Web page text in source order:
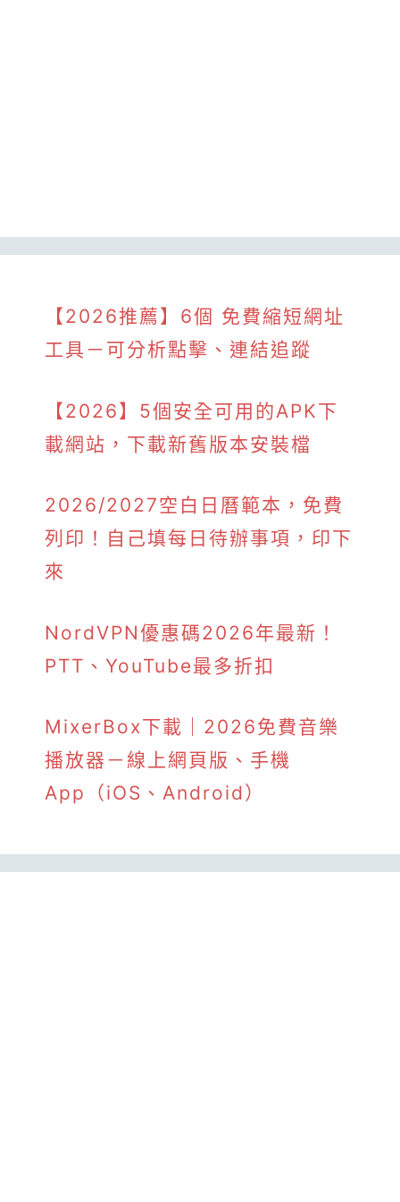
【2026推薦】6個 免費縮短網址
工具－可分析點擊、連結追蹤
【2026】5個安全可用的APK下
載網站，下載新舊版本安裝檔
2026/2027空白日曆範本，免費
列印！自己填每日待辦事項，印下
來
NordVPN優惠碼2026年最新！
PTT、YouTube最多折扣
MixerBox下載｜2026免費音樂
播放器－線上網頁版、手機
App（iOS、Android）